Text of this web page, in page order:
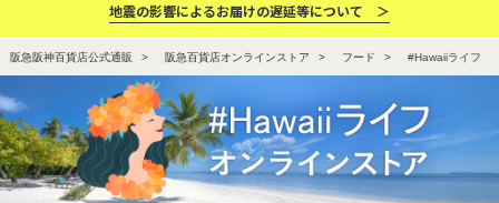
地震の影響によるお届けの遅延等について ＞
阪急阪神百貨店公式通販 阪急百貨店オンラインストア フード #Hawaiiライフ